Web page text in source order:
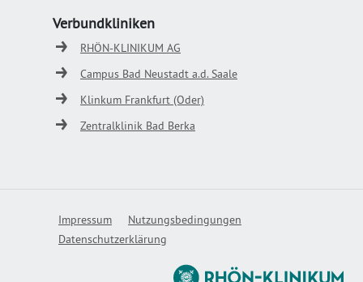
Verbundkliniken
RHÖN-KLINIKUM AG
Campus Bad Neustadt a.d. Saale
Klinkum Frankfurt (Oder)
Zentralklinik Bad Berka
Impressum
Nutzungsbedingungen
Datenschutzerklärung